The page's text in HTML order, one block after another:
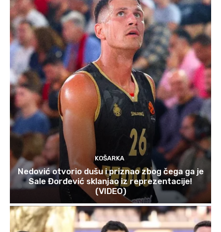
KOŠARKA
Nedović otvorio dušu i priznao zbog čega ga je
Sale Đorđević sklanjao iz reprezentacije!
(VIDEO)